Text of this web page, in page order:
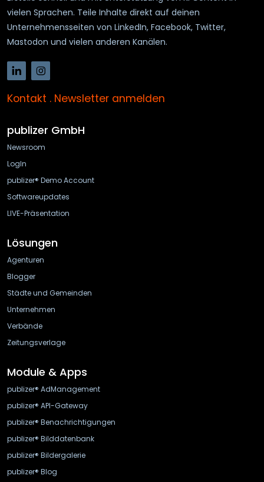
vielen Sprachen. Teile Inhalte direkt auf deinen
Unternehmensseiten von LinkedIn, Facebook, Twitter,
Mastodon und vielen anderen Kanälen.
Kontakt . Newsletter anmelden
publizer GmbH
Newsroom
LogIn
publizer® Demo Account
Softwareupdates
LIVE-Präsentation
Lösungen
Agenturen
Blogger
Städte und Gemeinden
Unternehmen
Verbände
Zeitungsverlage
Module & Apps
publizer® AdManagement
publizer® API-Gateway
publizer® Benachrichtigungen
publizer® Bilddatenbank
publizer® Bildergalerie
publizer® Blog